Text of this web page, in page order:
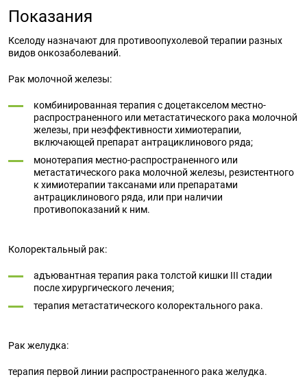
Показания
Кселоду назначают для противоопухолевой терапии разных
видов онкозаболеваний.
Рак молочной железы:
комбинированная терапия с доцетакселом местно-
распространенного или метастатического рака молочной
железы, при неэффективности химиотерапии,
включающей препарат антрациклинового ряда;
монотерапия местно-распространенного или
метастатического рака молочной железы, резистентного
к химиотерапии таксанами или препаратами
антрациклинового ряда, или при наличии
противопоказаний к ним.
Колоректальный рак:
адъювантная терапия рака толстой кишки III стадии
после хирургического лечения;
терапия метастатического колоректального рака.
Рак желудка:
терапия первой линии распространенного рака желудка.